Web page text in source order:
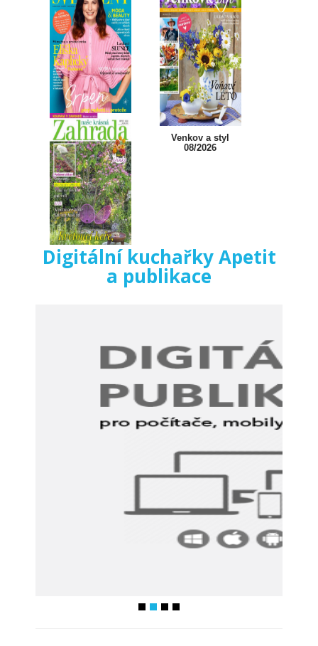
Chip 08/2026
ELLE Decoration
02/2026
Svět ženy 08/2026
Venkov a styl
08/2026
Naše krásná
zahrada 08/2026
Digitální kuchařky Apetit
a publikace